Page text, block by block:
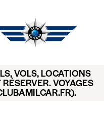
VOLS, LOCATIONS
VOYAGES